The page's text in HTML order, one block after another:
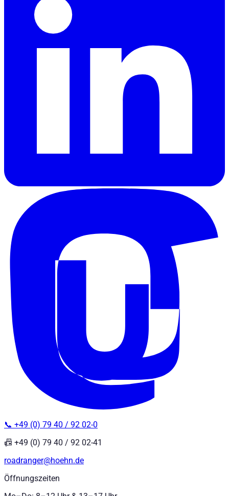
📞 +49 (0) 79 40 / 92 02-0
📠 +49 (0) 79 40 / 92 02-41
roadranger@hoehn.de
Öffnungszeiten